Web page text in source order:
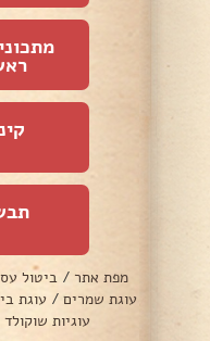
מפת אתר / ביטול
עוגת שמרים / עוגת
עוגיות